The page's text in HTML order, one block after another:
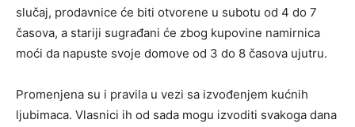
slučaj, prodavnice će biti otvorene u subotu od 4 do 7
časova, a stariji sugrađani će zbog kupovine namirnica
moći da napuste svoje domove od 3 do 8 časova ujutru.
Promenjena su i pravila u vezi sa izvođenjem kućnih
ljubimaca. Vlasnici ih od sada mogu izvoditi svakoga dana